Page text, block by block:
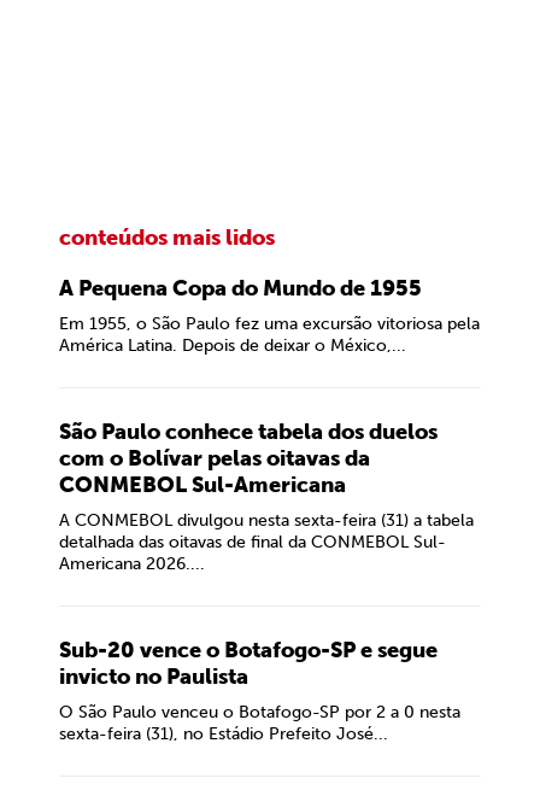
conteúdos mais lidos
A Pequena Copa do Mundo de 1955
Em 1955, o São Paulo fez uma excursão vitoriosa pela
América Latina. Depois de deixar o México,...
São Paulo conhece tabela dos duelos
com o Bolívar pelas oitavas da
CONMEBOL Sul-Americana
A CONMEBOL divulgou nesta sexta-feira (31) a tabela
detalhada das oitavas de final da CONMEBOL Sul-
Americana 2026....
Sub-20 vence o Botafogo-SP e segue
invicto no Paulista
O São Paulo venceu o Botafogo-SP por 2 a 0 nesta
sexta-feira (31), no Estádio Prefeito José...